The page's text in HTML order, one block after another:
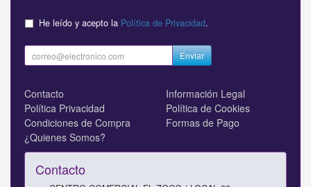
He leído y acepto la Política de Privacidad.
Enviar
Contacto
Información Legal
Política Privacidad
Política de Cookies
Condiciones de Compra
Formas de Pago
¿Quienes Somos?
Contacto